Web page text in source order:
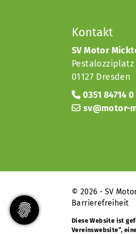
Kontakt
SV Motor
Pestalozziplatz
01127 Dresden
0351 84714 0
sv@motor-
© 2026 - SV
Barrierefreiheit
Diese Website ist
Vereinswebsite”,